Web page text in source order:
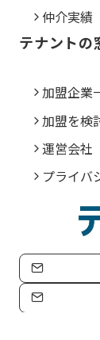
仲介実績
テナントの
加盟企業
加盟を検
運営会社
プライバ